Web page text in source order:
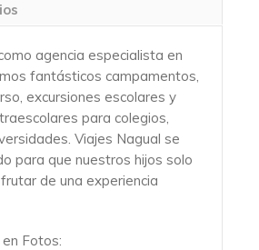
agencia especialista en
fantásticos campamentos,
excursiones escolares y
para colegios,
Viajes Nagual se
para que nuestros hijos solo
de una experiencia
Fotos: